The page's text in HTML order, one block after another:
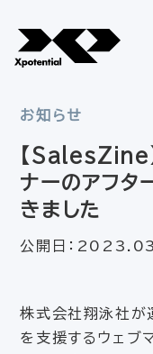
お知らせ
【SalesZine
ナーのアフタ
きました
公開日：
株式会社翔泳社が
を支援するウェブ